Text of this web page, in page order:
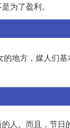
为了盈利。
地方，媒人们
人。而且，节日